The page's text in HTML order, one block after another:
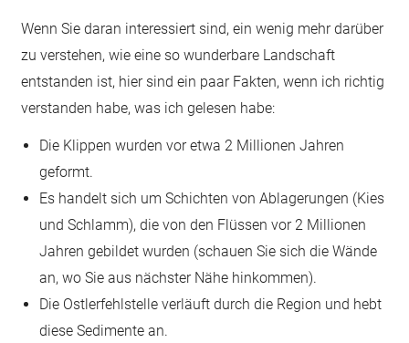
Wenn Sie daran interessiert sind, ein wenig mehr darüber
zu verstehen, wie eine so wunderbare Landschaft
entstanden ist, hier sind ein paar Fakten, wenn ich richtig
verstanden habe, was ich gelesen habe:
Die Klippen wurden vor etwa 2 Millionen Jahren
geformt.
Es handelt sich um Schichten von Ablagerungen (Kies
und Schlamm), die von den Flüssen vor 2 Millionen
Jahren gebildet wurden (schauen Sie sich die Wände
an, wo Sie aus nächster Nähe hinkommen).
Die Ostlerfehlstelle verläuft durch die Region und hebt
diese Sedimente an.